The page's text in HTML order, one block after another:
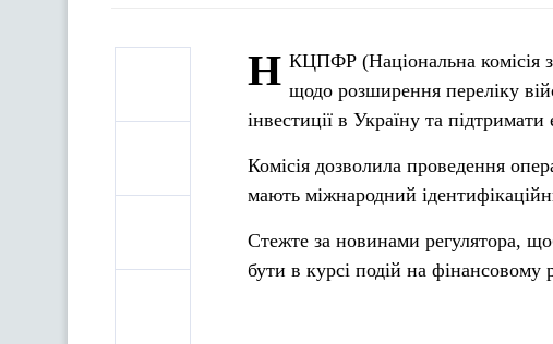
Н КЦПФР (Національна комісія
щодо розширення переліку
інвестиції в Україну та
Комісія дозволила проведення
мають міжнародний
Стежте за новинами регулятора,
бути в курсі подій на фінансовому